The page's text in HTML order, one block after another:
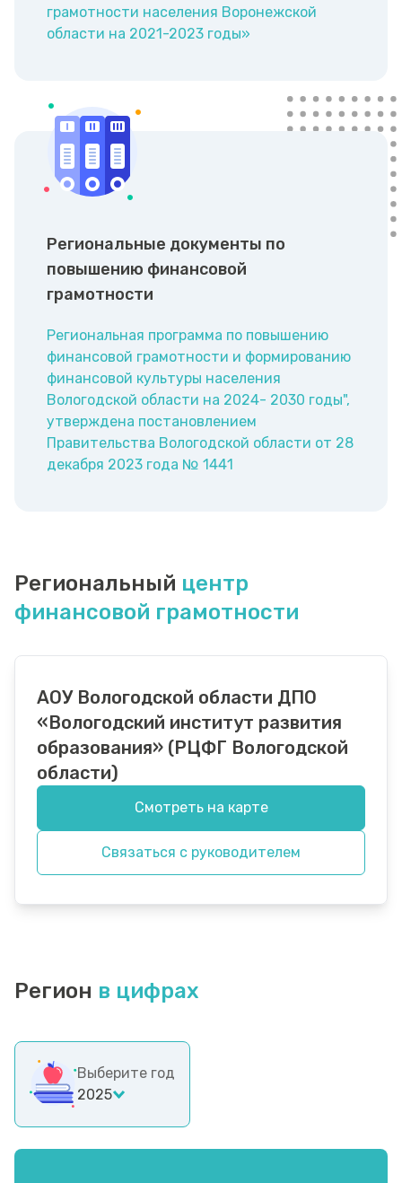
грамотности населения Воронежской
области на 2021-2023 годы»
Региональные документы по
повышению финансовой
грамотности
Региональная программа по повышению
финансовой грамотности и формированию
финансовой культуры населения
Вологодской области на 2024- 2030 годы",
утверждена постановлением
Правительства Вологодской области от 28
декабря 2023 года № 1441
Региональный центр
финансовой грамотности
АОУ Вологодской области ДПО
«Вологодский институт развития
образования» (РЦФГ Вологодской
области)
Смотреть на карте
Связаться с руководителем
Регион в цифрах
Выберите год
2025